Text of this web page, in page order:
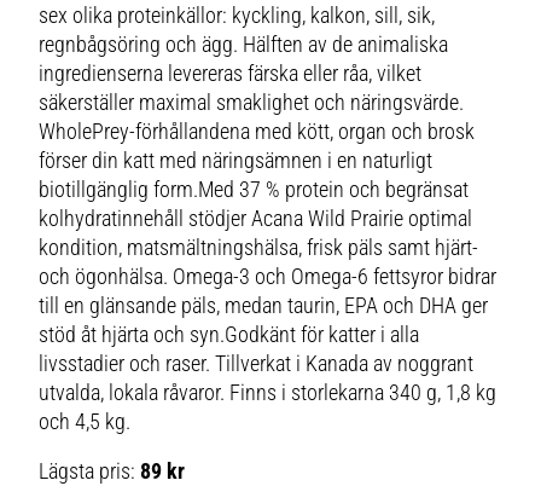
sex olika proteinkällor: kyckling, kalkon, sill, sik,
regnbågsöring och ägg. Hälften av de animaliska
ingredienserna levereras färska eller råa, vilket
säkerställer maximal smaklighet och näringsvärde.
WholePrey-förhållandena med kött, organ och brosk
förser din katt med näringsämnen i en naturligt
biotillgänglig form.Med 37 % protein och begränsat
kolhydratinnehåll stödjer Acana Wild Prairie optimal
kondition, matsmältningshälsa, frisk päls samt hjärt-
och ögonhälsa. Omega-3 och Omega-6 fettsyror bidrar
till en glänsande päls, medan taurin, EPA och DHA ger
stöd åt hjärta och syn.Godkänt för katter i alla
livsstadier och raser. Tillverkat i Kanada av noggrant
utvalda, lokala råvaror. Finns i storlekarna 340 g, 1,8 kg
och 4,5 kg.
Lägsta pris: 89 kr